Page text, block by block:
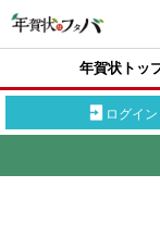
年賀状トッ
ログイン